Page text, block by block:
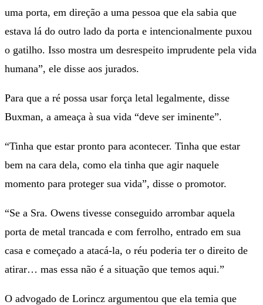
uma porta, em direção a uma pessoa que ela sabia que
estava lá do outro lado da porta e intencionalmente puxou
o gatilho. Isso mostra um desrespeito imprudente pela vida
humana”, ele disse aos jurados.
Para que a ré possa usar força letal legalmente, disse
Buxman, a ameaça à sua vida “deve ser iminente”.
“Tinha que estar pronto para acontecer. Tinha que estar
bem na cara dela, como ela tinha que agir naquele
momento para proteger sua vida”, disse o promotor.
“Se a Sra. Owens tivesse conseguido arrombar aquela
porta de metal trancada e com ferrolho, entrado em sua
casa e começado a atacá-la, o réu poderia ter o direito de
atirar… mas essa não é a situação que temos aqui.”
O advogado de Lorincz argumentou que ela temia que